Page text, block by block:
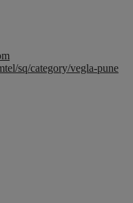
sq/category/vegla-pune